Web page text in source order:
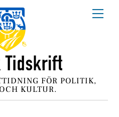
FÖR POLITIK,
KULTUR.